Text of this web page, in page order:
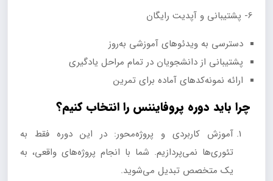
6- پشتیبانی و آپدیت رایگان
دسترسی به ویدئوهای آموزشی به‌روز
پشتیبانی از دانشجویان در تمام مراحل یادگیری
ارائه نمونه‌کدهای آماده برای تمرین
چرا باید دوره پروفایننس را انتخاب کنیم؟
آموزش کاربردی و پروژه‌محور: در این دوره فقط به
تئوری‌ها نمی‌پردازیم. شما با انجام پروژه‌های واقعی، به
یک متخصص تبدیل می‌شوید.